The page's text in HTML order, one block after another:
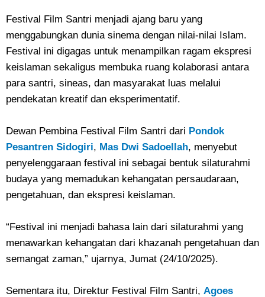
Festival Film Santri menjadi ajang baru yang
menggabungkan dunia sinema dengan nilai-nilai Islam.
Festival ini digagas untuk menampilkan ragam ekspresi
keislaman sekaligus membuka ruang kolaborasi antara
para santri, sineas, dan masyarakat luas melalui
pendekatan kreatif dan eksperimentatif.
Dewan Pembina Festival Film Santri dari Pondok
Pesantren Sidogiri, Mas Dwi Sadoellah, menyebut
penyelenggaraan festival ini sebagai bentuk silaturahmi
budaya yang memadukan kehangatan persaudaraan,
pengetahuan, dan ekspresi keislaman.
“Festival ini menjadi bahasa lain dari silaturahmi yang
menawarkan kehangatan dari khazanah pengetahuan dan
semangat zaman,” ujarnya, Jumat (24/10/2025).
Sementara itu, Direktur Festival Film Santri, Agoes